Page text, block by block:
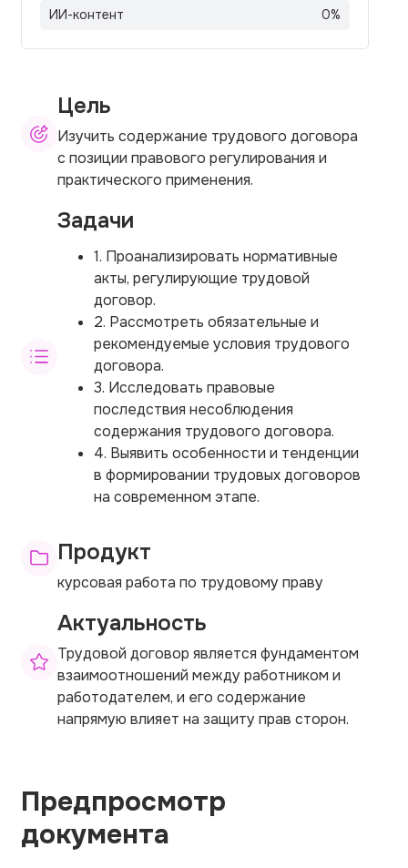
ИИ-контент
0%
Цель
Изучить содержание трудового договора
с позиции правового регулирования и
практического применения.
Задачи
1. Проанализировать нормативные
акты, регулирующие трудовой
договор.
2. Рассмотреть обязательные и
рекомендуемые условия трудового
договора.
3. Исследовать правовые
последствия несоблюдения
содержания трудового договора.
4. Выявить особенности и тенденции
в формировании трудовых договоров
на современном этапе.
Продукт
курсовая работа по трудовому праву
Актуальность
Трудовой договор является фундаментом
взаимоотношений между работником и
работодателем, и его содержание
напрямую влияет на защиту прав сторон.
Предпросмотр
документа